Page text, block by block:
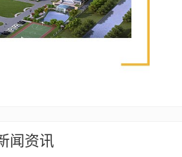
闻资讯